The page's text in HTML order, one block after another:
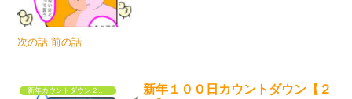
次の話 前の話
新年１００日カウントダウン【２